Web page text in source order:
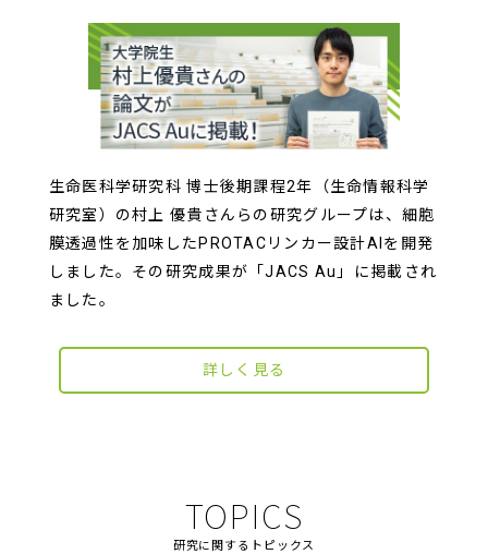
生命医科学研究科 博士後期課程2年（生命情報科学
研究室）の村上 優貴さんらの研究グループは、細胞
膜透過性を加味したPROTACリンカー設計AIを開発
しました。その研究成果が「JACS Au」に掲載され
ました。
詳しく見る
TOPICS
研究に関するトピックス